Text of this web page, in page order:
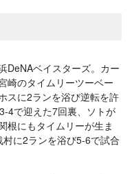
DeNAベイスターズ。カー
崎のタイムリーツーベー
スに2ランを浴び逆転を許
4で迎えた7回裏、ソトが
根にもタイムリーが生ま
に2ランを浴び5-6で試合